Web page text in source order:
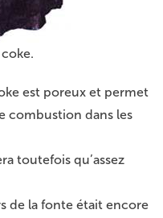
est poreux et permet
combustion dans les
toutefois qu’assez
de la fonte était encore